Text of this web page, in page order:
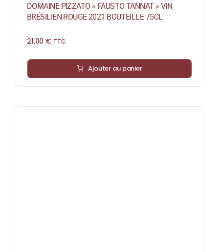
DOMAINE PIZZATO « FAUSTO TANNAT » VIN
BRÉSILIEN ROUGE 2021 BOUTEILLE 75CL
21,00 € TTC
Ajouter au panier